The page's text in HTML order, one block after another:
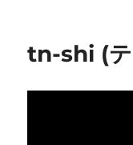
ー
tn-shi (テ